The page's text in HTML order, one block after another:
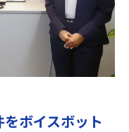
ボイスボット